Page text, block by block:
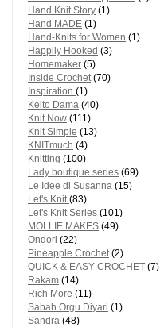
Hand Knit Story (1)
Hand MADE (1)
Hand-Knits for Women (1)
Happily Hooked (3)
Homemaker (5)
Inside Crochet(70)
Inspiration (1)
Keito Dama (40)
Knit Now (111)
Knit Simple (13)
KNITmuch (4)
Knitting (100)
Lady boutique series (69)
Le Idee di Susanna (15)
Let's Knit(83)
Let's Knit Series (101)
MOLLIE MAKES (49)
Ondori (22)
Pineapple Crochet(2)
QUICK & EASY CROCHET (7)
Rakam (14)
Rich More (11)
Sabah Orgu Diyari (1)
Sandra (48)